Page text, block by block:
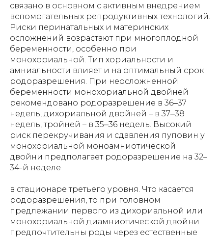
связано в основном с активным внедрением
вспомогательных репродуктивных технологий.
Риски перинатальных и материнских
осложнений возрастают при многоплодной
беременности, особенно при
монохориальной. Тип хориальности и
амниальности влияет и на оптимальный срок
родоразрешения. При неосложненной
беременности монохориальной двойней
рекомендовано родоразрешение в 36‒37
недель, дихориальной двойней – в 37‒38
недель, тройней – в 35‒36 недель. Высокий
риск перекручивания и сдавления пуповин у
монохориальной моноамниотической
двойни предполагает родоразрешение на 32–
34-й неделе
в стационаре третьего уровня. Что касается
родоразрешения, то при головном
предлежании первого из дихориальной или
монохориальной диамниотической двойни
предпочтительны роды через естественные